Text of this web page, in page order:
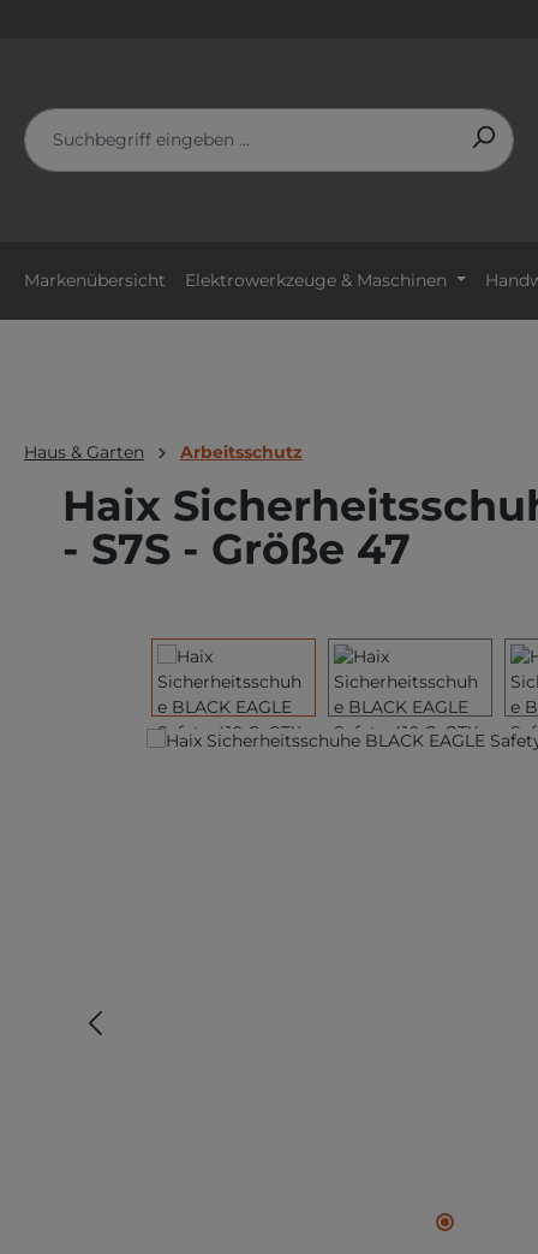
Markenübersicht Elektrowerkzeuge & Maschinen
Haus & Garten Arbeitsschutz
Haix
- S7S - Größe 47
Bildergalerie überspringen